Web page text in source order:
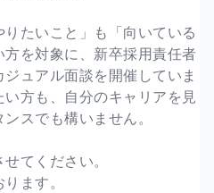
たいこと」も「向いている
を対象に、新卒採用責任者
ュアル面談を開催していま
方も、自分のキャリアを見
スでも構いません。
てください。
ます。